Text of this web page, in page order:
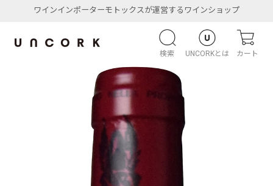
ワインインポーターモトックスが運営するワインショップ
検索 UNCORKとは カート